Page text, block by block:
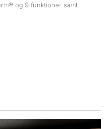
og 9 funktioner samt